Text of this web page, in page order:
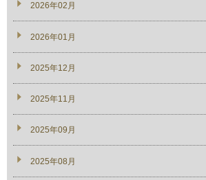
2026年02月
2026年01月
2025年12月
2025年11月
2025年09月
2025年08月